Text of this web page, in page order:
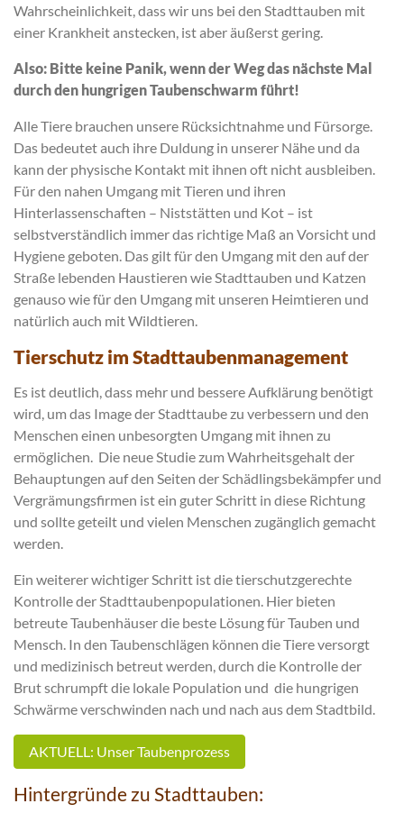
Wahrscheinlichkeit, dass wir uns bei den Stadttauben mit
einer Krankheit anstecken, ist aber äußerst gering.
Also: Bitte keine Panik, wenn der Weg das nächste Mal
durch den hungrigen Taubenschwarm führt!
Alle Tiere brauchen unsere Rücksichtnahme und Fürsorge.
Das bedeutet auch ihre Duldung in unserer Nähe und da
kann der physische Kontakt mit ihnen oft nicht ausbleiben.
Für den nahen Umgang mit Tieren und ihren
Hinterlassenschaften – Niststätten und Kot – ist
selbstverständlich immer das richtige Maß an Vorsicht und
Hygiene geboten. Das gilt für den Umgang mit den auf der
Straße lebenden Haustieren wie Stadttauben und Katzen
genauso wie für den Umgang mit unseren Heimtieren und
natürlich auch mit Wildtieren.
Tierschutz im Stadttaubenmanagement
Es ist deutlich, dass mehr und bessere Aufklärung benötigt
wird, um das Image der Stadttaube zu verbessern und den
Menschen einen unbesorgten Umgang mit ihnen zu
ermöglichen. Die neue Studie zum Wahrheitsgehalt der
Behauptungen auf den Seiten der Schädlingsbekämpfer und
Vergrämungsfirmen ist ein guter Schritt in diese Richtung
und sollte geteilt und vielen Menschen zugänglich gemacht
werden.
Ein weiterer wichtiger Schritt ist die tierschutzgerechte
Kontrolle der Stadttaubenpopulationen. Hier bieten
betreute Taubenhäuser die beste Lösung für Tauben und
Mensch. In den Taubenschlägen können die Tiere versorgt
und medizinisch betreut werden, durch die Kontrolle der
Brut schrumpft die lokale Population und die hungrigen
Schwärme verschwinden nach und nach aus dem Stadtbild.
AKTUELL: Unser Taubenprozess
Hintergründe zu Stadttauben: